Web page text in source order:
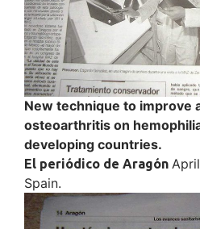
New technique to improve
osteoarthritis on
developing countries.
El periódico de Aragón
Spain.